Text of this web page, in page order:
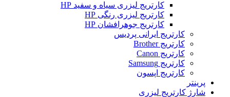
کارتریج لیزری سیاه و سفید HP
کارتریج لیزری رنگی HP
کارتریج جوهرافشان HP
کارتریج ایرانی پردیس
کارتریج Brother
کارتریج Canon
کارتریج Samsung
کارتریج اپسون
پرینتر
شارژ کارتریج لیزری